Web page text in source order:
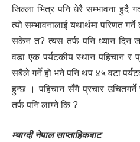
जिल्ला भित्र पनि धेरै सम्भावना हुदै
त्यो सम्भावनालाई यथार्थमा परिणत
सकेन त? त्यस तर्फ पनि ध्यान दिन
वडा एक पर्यटकीय स्थान पहिचान र
सबैले गर्ने हो भने पनि थप ४५ वटा
हुन्छ । पहिचान सँगै प्रचार
तर्फ पनि लाग्ने कि ?
म्याग्दी नेपाल साप्ताहिकबाट